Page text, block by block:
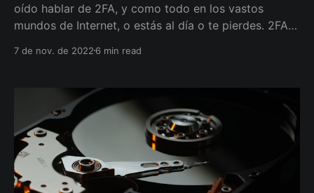
oído hablar de 2FA, y como todo en los vastos
mundos de Internet, o estás al día o te pierdes. 2FA
factor de autenticación" y básicamente es, como
7 de nov. de 2022 6 min read